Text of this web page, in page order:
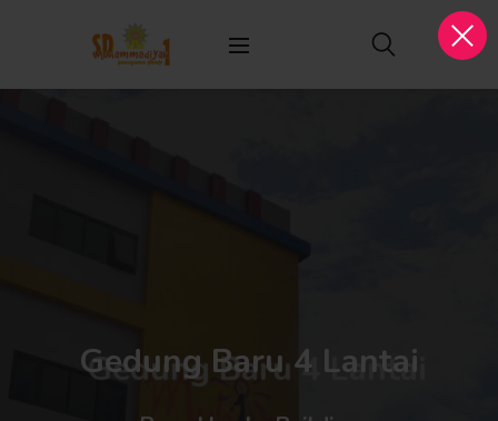
Gedung Baru 4 Lantai